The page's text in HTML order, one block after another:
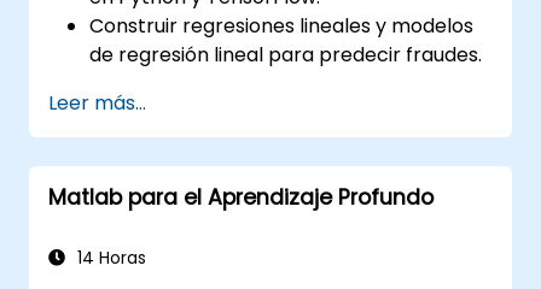
Construir regresiones lineales y modelos
de regresión lineal para predecir fraudes.
artificial de extremo a extremo para
analizar datos de fraude.
Leer más...
Matlab para el Aprendizaje Profundo
14 Horas